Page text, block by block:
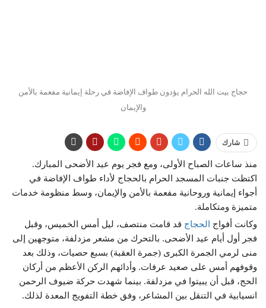
حجاج بيت الله الحرام يؤدون طواف الإفاضة في رحلة إيمانية مفعمة بالأمن
والإيمان
شارك
منذ ساعات الصباح الأولى، ومع فجر يوم عيد الأضحى المبارك.
اكتظت جنبات المسجد الحرام بالحجاج لأداء طواف الإفاضة في
أجواء إيمانية وروحانية مفعمة بالأمن والإيمان، وسط منظومة خدمات
متميزة ومتكاملة.
وكانت أفواج
الحجاج قد قامت منتصف، ليل أمس الخميس، وقبل
فجر أول أيام عيد الأضحى. بالتحرك من مشعر مزدلفة، متوجهين إلى
منى لرمي الجمرة الكبرى (جمرة العقبة) بسبع حصيات، وذلك بعد
وقوفهم أمس على صعيد عرفات. وأدائهم الركن الأعظم من أركان
الحج، قبل أن يبيتوا في مزدلفة. بينما شهدت حركة ضيوف الرحمن
انسيابية في التنقل بين المشاعر، وفق خطة التفويج المعدة لذلك.